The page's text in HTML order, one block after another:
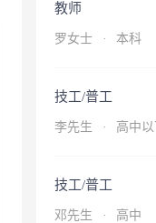
教师
罗女士 · 本科
技工/普工
李先生 · 高中以
技工/普工
邓先生 · 高中